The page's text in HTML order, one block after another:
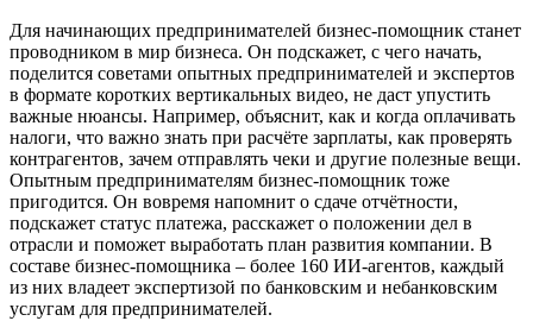
Для начинающих предпринимателей бизнес-помощник станет
проводником в мир бизнеса. Он подскажет, с чего начать,
поделится советами опытных предпринимателей и экспертов
в формате коротких вертикальных видео, не даст упустить
важные нюансы. Например, объяснит, как и когда оплачивать
налоги, что важно знать при расчёте зарплаты, как проверять
контрагентов, зачем отправлять чеки и другие полезные вещи.
Опытным предпринимателям бизнес-помощник тоже
пригодится. Он вовремя напомнит о сдаче отчётности,
подскажет статус платежа, расскажет о положении дел в
отрасли и поможет выработать план развития компании. В
составе бизнес-помощника – более 160 ИИ-агентов, каждый
из них владеет экспертизой по банковским и небанковским
услугам для предпринимателей.